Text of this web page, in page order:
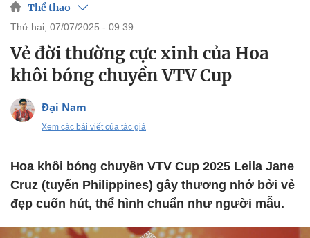
Thể thao
thứ hai, 07/07/2025 - 09:39
Vẻ đời thường cực xinh của Hoa
khôi bóng chuyền VTV Cup
Đại Nam
Xem các bài viết của tác giả
Hoa khôi bóng chuyền VTV Cup 2025 Leila Jane
Cruz (tuyển Philippines) gây thương nhớ bởi vẻ
đẹp cuốn hút, thể hình chuẩn như người mẫu.